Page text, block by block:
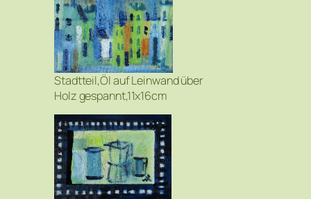
Stadtteil,Öl auf Leinwand über
Holz gespannt,11x16cm